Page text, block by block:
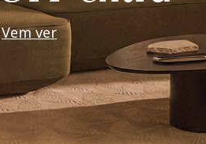
Decorar